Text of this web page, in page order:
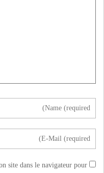
site dans le navigateur pour